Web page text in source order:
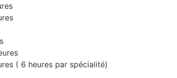
heures par spécialité)